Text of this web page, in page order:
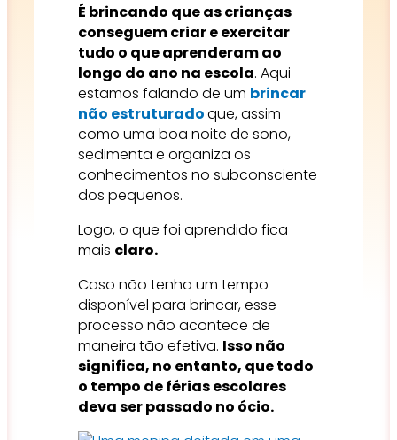
É brincando que as crianças
conseguem criar e exercitar
tudo o que aprenderam ao
longo do ano na escola. Aqui
estamos falando de um brincar
não estruturadoque, assim
como uma boa noite de sono,
sedimenta e organiza os
conhecimentos no subconsciente
dos pequenos.
Logo, o que foi aprendido fica
mais claro.
Caso não tenha um tempo
disponível para brincar, esse
processo não acontece de
maneira tão efetiva. Isso não
significa, no entanto, que todo
o tempo de férias escolares
deva ser passado no ócio.